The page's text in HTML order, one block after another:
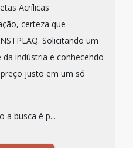
Acrílicas
certeza que
Solicitando um
indústria e conhecendo
justo em um só
a busca é p...